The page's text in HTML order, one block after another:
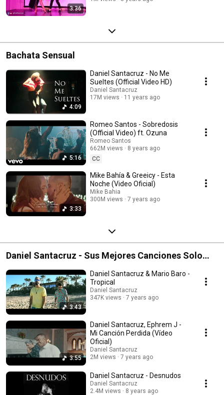
3:36
Bachata Sensual
4:09
Daniel Santacruz - No Me
Sueltes (Official Video HD)
Daniel Santacruz
17M views
11 years ago
5:16
Romeo Santos - Sobredosis
(Official Video) ft. Ozuna
Romeo Santos
662M views
8 years ago
CC
3:33
Mike Bahía & Greeicy - Esta
Noche (Video Oficial)
Mike Bahia
300M views
7 years ago
Daniel Santacruz - Sus Mejores Canciones Solo
Audio
3:43
Daniel Santacruz & Mario Baro -
Tropical
Daniel Santacruz
347K views
7 years ago
3:55
Daniel Santacruz, Ephrem J -
Mi Canción Perdida (Vídeo
Oficial)
Daniel Santacruz
2M views
7 years ago
Daniel Santacruz - Desnudos
Daniel Santacruz
2.4M views
8 years ago